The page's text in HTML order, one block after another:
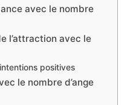
avec le nombre
l’attraction avec le
positives
le nombre d’ange